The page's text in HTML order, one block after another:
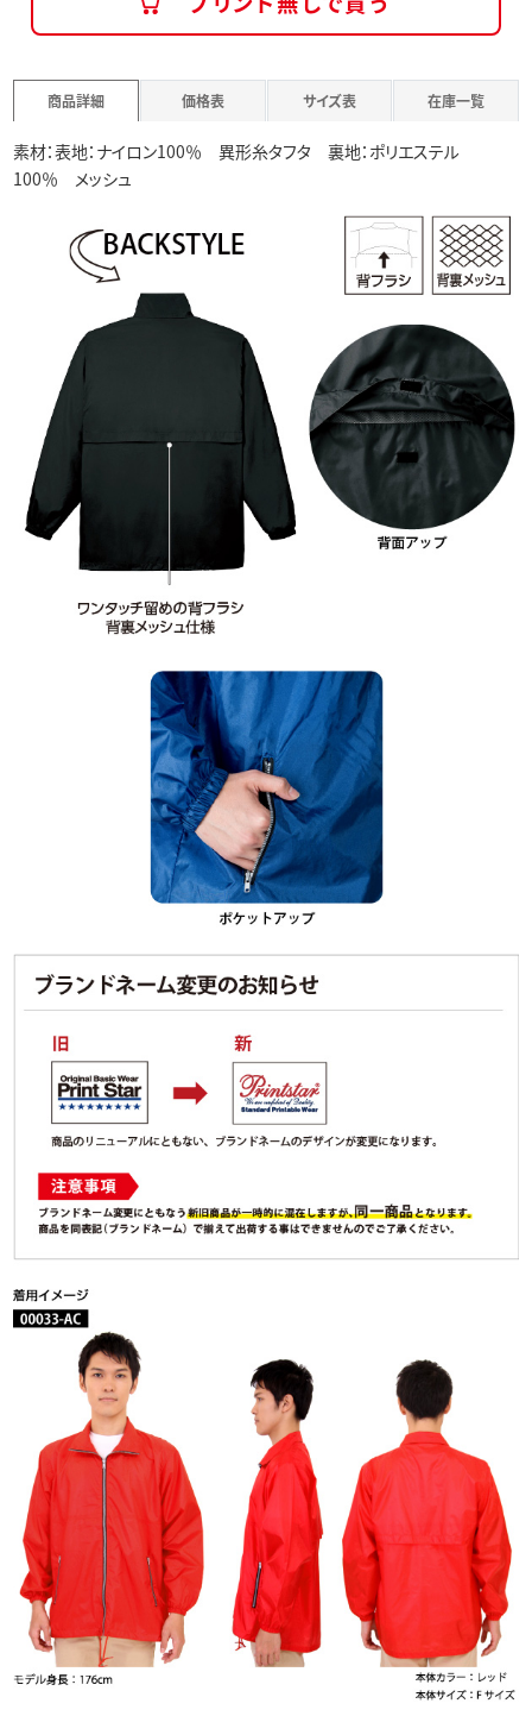
商品詳細 価格表 サイズ表 在庫一覧
素材：表地：ナイロン100％ 異形糸タフタ 裏地：ポリエステル
100％ メッシュ